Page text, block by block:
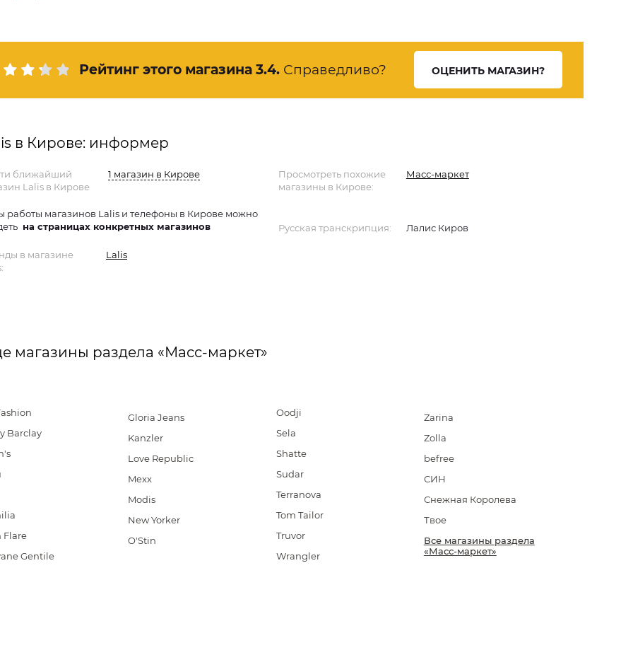
Рейтинг этого магазина 3.4. Справедливо? ОЦЕНИТЬ МАГАЗИН?
в Кирове: информер
ближайший
Lalis в Кирове
1 магазин в Кирове
работы магазинов Lalis и телефоны в Кирове можно
на страницах конкретных магазинов
Просмотреть похожие
магазины в Кирове:
Масс-маркет
Русская транскрипция: Лалис Киров
в магазине
Lalis
магазины раздела «Масс-маркет»
Barclay
Flare
Gentile
Gloria Jeans
Kanzler
Love Republic
Mexx
Modis
New Yorker
O'Stin
Oodji
Sela
Shatte
Sudar
Terranova
Tom Tailor
Truvor
Wrangler
Zarina
Zolla
befree
СИН
Снежная Королева
Твое
Все магазины раздела
«Масс-маркет»